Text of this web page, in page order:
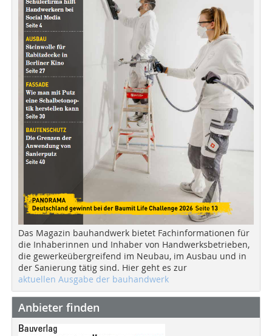
Das Magazin bauhandwerk bietet Fachinformationen für
die Inhaberinnen und Inhaber von Handwerksbetrieben,
die gewerkeübergreifend im Neubau, im Ausbau und in
der Sanierung tätig sind. Hier geht es zur
aktuellen Ausgabe der bauhandwerk
Anbieter finden